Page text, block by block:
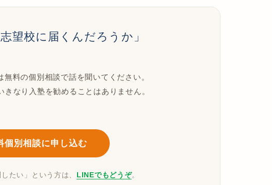
望校に届くんだろうか」
料の個別相談で話を聞いてください。
きなり入塾を勧めることはありません。
個別相談に申し込む
たい」という方は、 LINEでもどうぞ。